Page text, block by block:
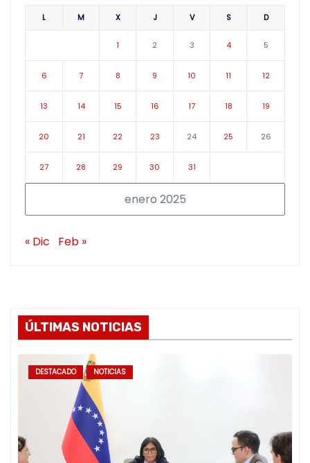
enero 2025
L M X J V S D
1 2 3 4 5
6 7 8 9 10 11 12
13 14 15 16 17 18 19
20 21 22 23 24 25 26
27 28 29 30 31
« Dic Feb »
ÚLTIMAS NOTICIAS
DESTACADO NOTICIAS